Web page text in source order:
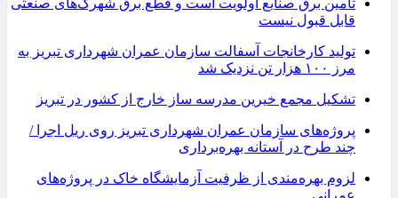
تامین برق صنایع اولویت است و قطع برق شهرک‌های صنعتی
قابل قبول نیست
تولید کارخانجات آسفالت سازمان عمران شهرداری تبریز به
مرز ۱۰۰ هزار تن نزدیک شد
تشکیل مجمع خیرین مدرسه ‌ساز خارج از کشور در تبریز
پروژه‌های سازمان عمران شهرداری تبریز روی ریل اجرا /
چند طرح در آستانه بهره‌برداری
لزوم بهره‌مندی از ظرفیت آزمایشگاه خاک در پروژه‌های